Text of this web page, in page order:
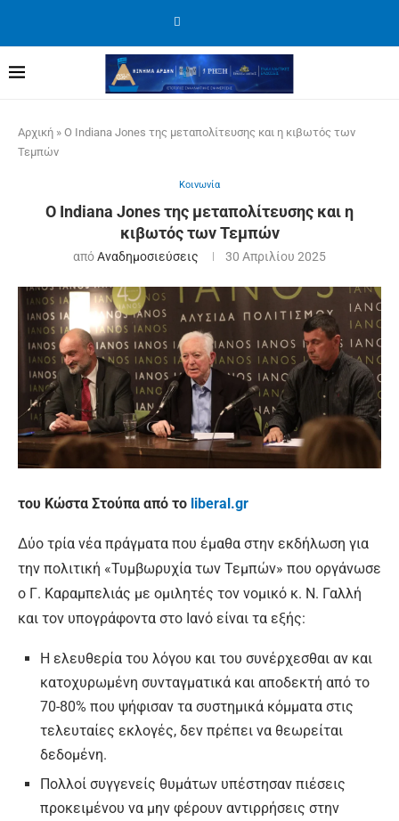
Αρχική » O Indiana Jones της μεταπολίτευσης και η κιβωτός των
Τεμπών
Κοινωνία
O Indiana Jones της μεταπολίτευσης και η
κιβωτός των Τεμπών
απόΑναδημοσιεύσεις 30 Απριλίου 2025
του Κώστα Στούπα από το liberal.gr
Δύο τρία νέα πράγματα που έμαθα στην εκδήλωση για
την πολιτική «Τυμβωρυχία των Τεμπών» που οργάνωσε
ο Γ. Καραμπελιάς με ομιλητές τον νομικό κ. Ν. Γαλλή
και τον υπογράφοντα στο Ιανό είναι τα εξής:
Η ελευθερία του λόγου και του συνέρχεσθαι αν και
κατοχυρωμένη συνταγματικά και αποδεκτή από το
70-80% που ψήφισαν τα συστημικά κόμματα στις
τελευταίες εκλογές, δεν πρέπει να θεωρείται
δεδομένη.
Πολλοί συγγενείς θυμάτων υπέστησαν πιέσεις
προκειμένου να μην φέρουν αντιρρήσεις στην